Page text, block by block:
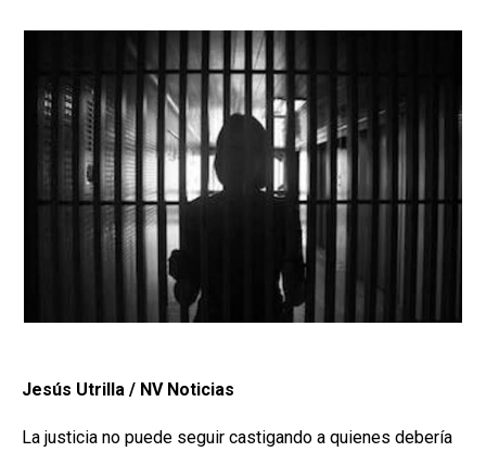
Jesús Utrilla / NV Noticias
La justicia no puede seguir castigando a quienes debería